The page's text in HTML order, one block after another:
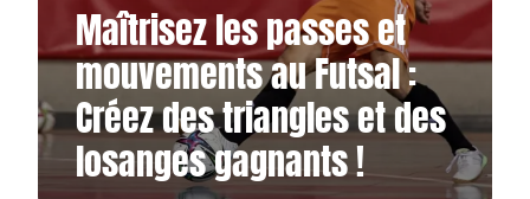
Maîtrisez les passes et
mouvements au Futsal :
Créez des triangles et des
losanges gagnants !